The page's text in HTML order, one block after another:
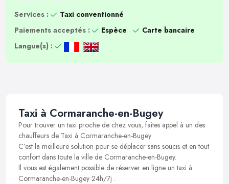
Services :
Taxi conventionné
Paiements acceptés :
Espèce
Carte bancaire
Langue(s) :
Taxi à Cormaranche-en-Bugey
Pour trouver un taxi proche de chez vous, faites appel à un des
chauffeurs de Taxi à Cormaranche-en-Bugey .
C’est la meilleure solution pour se déplacer sans soucis et en tout
confort dans toute la ville de Cormaranche-en-Bugey.
Il vous est également possible de réserver en ligne un taxi à
Cormaranche-en-Bugey 24h/7j .